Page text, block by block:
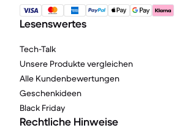
Lesenswertes
Tech-Talk
Unsere Produkte vergleichen
Alle Kundenbewertungen
Geschenkideen
Black Friday
Rechtliche Hinweise